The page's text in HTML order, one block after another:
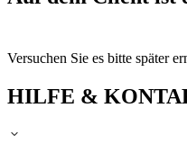
Versuchen Sie es bitte später
HILFE &